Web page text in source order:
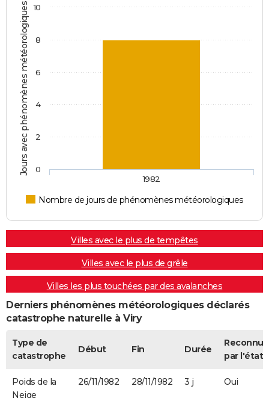
Jours avec phénomènes météorologiques
Nombre de jours de phénomènes météorologiques
1982
0
2
4
6
8
10
Villes avec le plus de tempêtes
Villes avec le plus de grêle
Villes les plus touchées par des avalanches
Derniers phénomènes météorologiques déclarés
catastrophe naturelle à Viry
Type de
catastrophe
Début Fin Durée
Reconnue
par l'état
Poids de la
Neige
26/11/1982 28/11/1982 3 j Oui